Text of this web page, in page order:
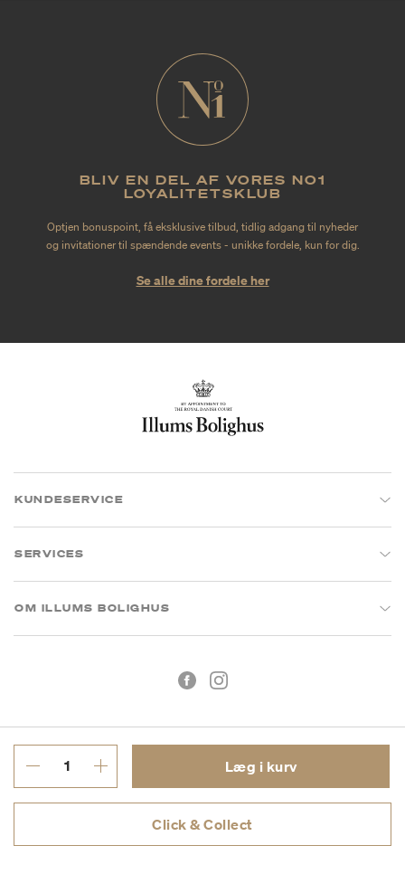
Læg i kurv
Click & Collect
BLIV EN DEL AF VORES NO1
LOYALITETSKLUB
Optjen bonuspoint, få eksklusive tilbud, tidlig adgang til nyheder
og invitationer til spændende events - unikke fordele, kun for dig.
Se alle dine fordele her
KUNDESERVICE
SERVICES
OM ILLUMS BOLIGHUS
CVR: 26573394